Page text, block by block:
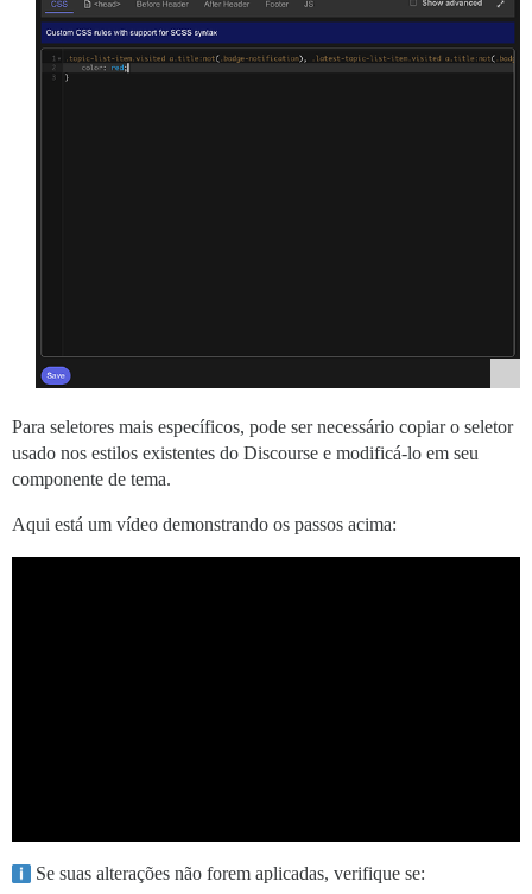
Para seletores mais específicos, pode ser necessário copiar o seletor
usado nos estilos existentes do Discourse e modificá-lo em seu
componente de tema.
Aqui está um vídeo demonstrando os passos acima:
Se suas alterações não forem aplicadas, verifique se: